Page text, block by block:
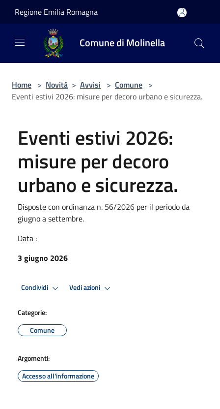
Regione Emilia Romagna
Comune di Molinella
Home > Novità > Avvisi > Comune >
Eventi estivi 2026: misure per decoro urbano e sicurezza.
Eventi estivi 2026:
misure per decoro
urbano e sicurezza.
Disposte con ordinanza n. 56/2026 per il periodo da
giugno a settembre.
Data :
3 giugno 2026
Condividi Vedi azioni
Categorie:
Comune
Argomenti:
Accesso all'informazione